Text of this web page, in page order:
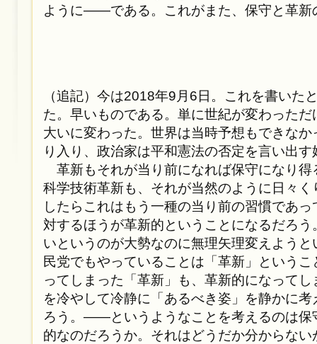
ように——である。これがまた、保守と革新
（追記）今は2018年9月6日。これを書いた
た。早いものである。単に世紀が変わった
大いに変わった。世界は当時予想もできな
り入り、政治家は平和憲法の否定を言い出す
革新もそれが当り前になれば保守になり得
科学技術革新も、それが当然のように日々
したらこれはもう一種の当り前の習慣であ
対するほうが革新的ということになるだろ
いというのが大勢なのに無理矢理変えよう
民党でもやっていることは「革新」という
ってしまった「革新」も、革新的になって
を冷やして冷静に「あるべき姿」を静かに
ろう。——というようなことを考えるのは保
的なのだろうか。それはどうだか分からな